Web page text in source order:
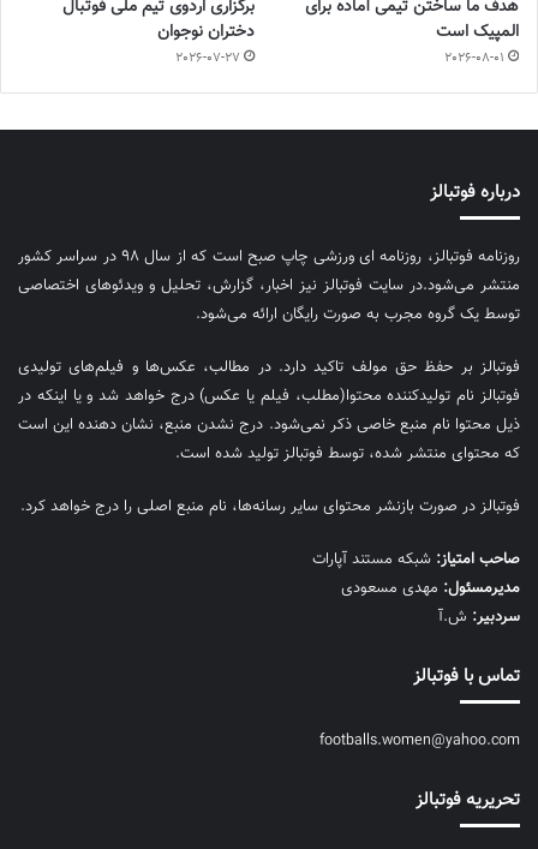
هدف ما ساختن تیمی آماده برای
المپیک است
2026-08-01
برگزاری اردوی تیم ملی فوتبال
دختران نوجوان
2026-07-27
درباره فوتبالز
روزنامه فوتبالز، روزنامه ای ورزشی چاپ صبح است که از سال ۹۸ در سراسر کشور
منتشر می‌شود.در سایت فوتبالز نیز اخبار، گزارش، تحلیل و ویدئوهای اختصاصی
توسط یک گروه مجرب به صورت رایگان ارائه می‌شود.
فوتبالز بر حفظ حق مولف تاکید دارد. در مطالب، عکس‌ها و فیلم‌های تولیدی
فوتبالز نام تولیدکننده محتوا(مطلب، فیلم یا عکس) درج خواهد شد و یا اینکه در
ذیل محتوا نام منبع خاصی ذکر نمی‌‎شود. درج نشدن منبع، نشان دهنده این است
که محتوای منتشر شده، توسط فوتبالز تولید شده است.
فوتبالز در صورت بازنشر محتوای سایر رسانه‌ها، نام منبع اصلی را درج خواهد کرد.
صاحب امتیاز: شبکه مستند آپارات
مديرمسئول: مهدی مسعودی
سردبیر: ش.آ
تماس با فوتبالز
footballs.women@yahoo.com
تحریریه فوتبالز